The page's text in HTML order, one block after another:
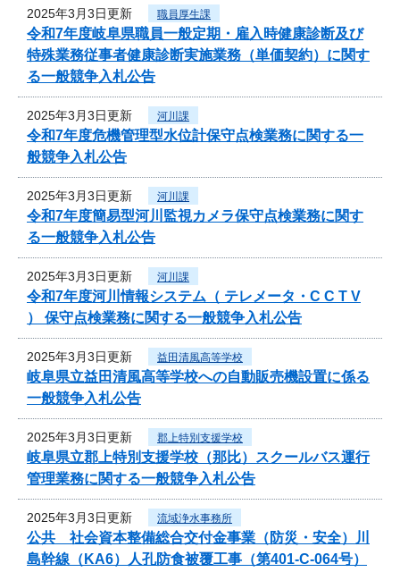
2025年3月3日更新 職員厚生課
令和7年度岐阜県職員一般定期・雇入時健康診断及び
特殊業務従事者健康診断実施業務（単価契約）に関す
る一般競争入札公告
2025年3月3日更新 河川課
令和7年度危機管理型水位計保守点検業務に関する一
般競争入札公告
2025年3月3日更新 河川課
令和7年度簡易型河川監視カメラ保守点検業務に関す
る一般競争入札公告
2025年3月3日更新 河川課
令和7年度河川情報システム（ テレメータ・C C T V
） 保守点検業務に関する一般競争入札公告
2025年3月3日更新 益田清風高等学校
岐阜県立益田清風高等学校への自動販売機設置に係る
一般競争入札公告
2025年3月3日更新 郡上特別支援学校
岐阜県立郡上特別支援学校（那比）スクールバス運行
管理業務に関する一般競争入札公告
2025年3月3日更新 流域浄水事務所
公共 社会資本整備総合交付金事業（防災・安全）川
島幹線（KA6）人孔防食被覆工事（第401-C-064号）